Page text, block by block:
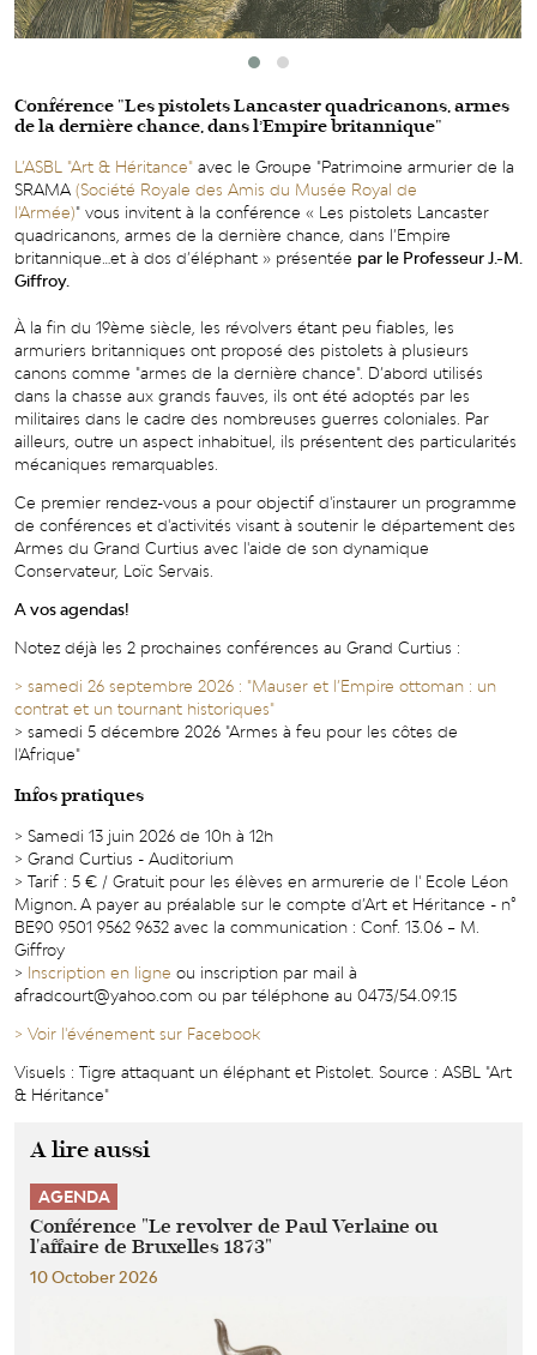
Conférence "Les pistolets Lancaster quadricanons, armes
de la dernière chance, dans l’Empire britannique"
L’ASBL "Art & Héritance" avec le Groupe "Patrimoine armurier de la
SRAMA (Société Royale des Amis du Musée Royal de
l'Armée)" vous invitent à la conférence « Les pistolets Lancaster
quadricanons, armes de la dernière chance, dans l’Empire
britannique…et à dos d’éléphant » présentée par le Professeur J.-M.
Giffroy.
À la fin du 19ème siècle, les révolvers étant peu fiables, les
armuriers britanniques ont proposé des pistolets à plusieurs
canons comme "armes de la dernière chance". D’abord utilisés
dans la chasse aux grands fauves, ils ont été adoptés par les
militaires dans le cadre des nombreuses guerres coloniales. Par
ailleurs, outre un aspect inhabituel, ils présentent des particularités
mécaniques remarquables.
Ce premier rendez-vous a pour objectif d'instaurer un programme
de conférences et d'activités visant à soutenir le département des
Armes du Grand Curtius avec l'aide de son dynamique
Conservateur, Loïc Servais.
A vos agendas!
Notez déjà les 2 prochaines conférences au Grand Curtius :
> samedi 26 septembre 2026 : "Mauser et l’Empire ottoman : un
contrat et un tournant historiques"
> samedi 5 décembre 2026 "Armes à feu pour les côtes de
l'Afrique"
Infos pratiques
> Samedi 13 juin 2026 de 10h à 12h
> Grand Curtius - Auditorium
> Tarif : 5 € / Gratuit pour les élèves en armurerie de l' Ecole Léon
Mignon.A payer au préalable sur le compte d’Art et Héritance - n°
BE90 9501 9562 9632 avec la communication : Conf. 13.06 – M.
Giffroy
> Inscription en ligne ou inscription par mail à
afradcourt@yahoo.com ou par téléphone au 0473/54.09.15
> Voir l'événement sur Facebook
Visuels : Tigre attaquant un éléphant et Pistolet. Source : ASBL "Art
& Héritance"
A lire aussi
AGENDA
Conférence "Le revolver de Paul Verlaine ou
l'affaire de Bruxelles 1873"
10 October 2026